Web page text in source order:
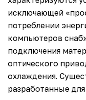
исключающей
потреблении
компьютеров
подключения
оптического
охлаждения.
разработанные